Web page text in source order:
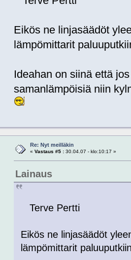
Eikös ne linjasäädöt
lämpömittarit
Ideahan on siinä että
samanlämpöisiä niin
Re: Nyt meilläkin
« Vastaus #5 :30.04.07 - klo:10:17 »
Lainaus
Terve Pertti
Eikös ne linjasäädöt
lämpömittarit